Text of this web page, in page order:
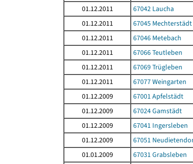
01.12.2011
67042 Laucha
01.12.2011
67045 Mechterstädt
01.12.2011
67046 Metebach
01.12.2011
67066 Teutleben
01.12.2011
67069 Trügleben
01.12.2011
67077 Weingarten
01.12.2009
67001 Apfelstädt
01.12.2009
67024 Gamstädt
01.12.2009
67041 Ingersleben
01.12.2009
67051
01.01.2009
67031 Grabsleben